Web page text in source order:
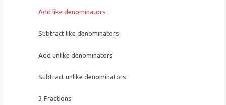
Add like denominators
Subtract like denominators
Add unlike denominators
Subtract unlike denominators
3 Fractions